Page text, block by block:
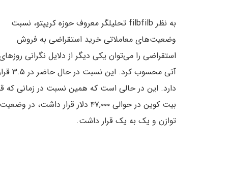
به نظر filbfilb تحلیلگر معروف حوزه کریپتو، نسبت
وضعیت‌های معاملاتی خرید استقراضی به فروش
استقراضی را می‌توان یکی دیگر از دلایل نگرانی
آتی محسوب کرد. این نسبت در حال
دارد. این در حالی است که همین نسبت در زمانی که
بیت کوین در حوالی ۴۷,۰۰۰ دلار قرار داشت، در وضعیت
توازن و یک به یک قرار داشت.